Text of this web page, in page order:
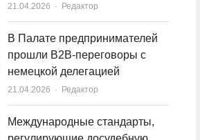
21.04.2026 Author
Редактор
В Палате предпринимателей
прошли B2B-переговоры с
немецкой делегацией
21.04.2026 Author
Редактор
Международные стандарты,